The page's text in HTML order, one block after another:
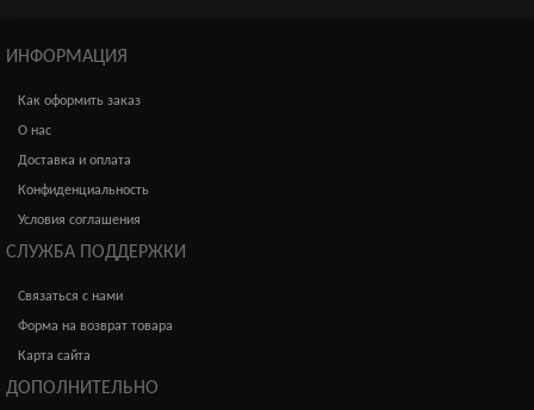
ИНФОРМАЦИЯ
Как оформить заказ
О нас
Доставка и оплата
Конфиденциальность
Условия соглашения
СЛУЖБА ПОДДЕРЖКИ
Связаться с нами
Форма на возврат товара
Карта сайта
ДОПОЛНИТЕЛЬНО